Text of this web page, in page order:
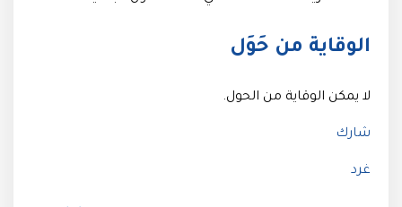
الوقاية من حَوَل
لا يمكن الوقاية من الحول.
شارك
غرد